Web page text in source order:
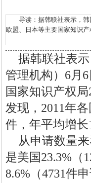
导读：据韩联社表示，韩
欧盟、日本等主要国家知识
据韩联社表
管理机构）6月
国家知识产权
发现，2011年
件，年平均增长
从申请数量
是美国23.3%（
8.6%（4731件申